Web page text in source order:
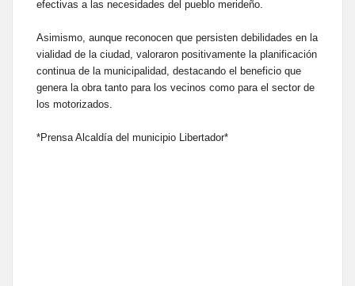
efectivas a las necesidades del pueblo merideño.
Asimismo, aunque reconocen que persisten debilidades en la
vialidad de la ciudad, valoraron positivamente la planificación
continua de la municipalidad, destacando el beneficio que
genera la obra tanto para los vecinos como para el sector de
los motorizados.
*Prensa Alcaldía del municipio Libertador*